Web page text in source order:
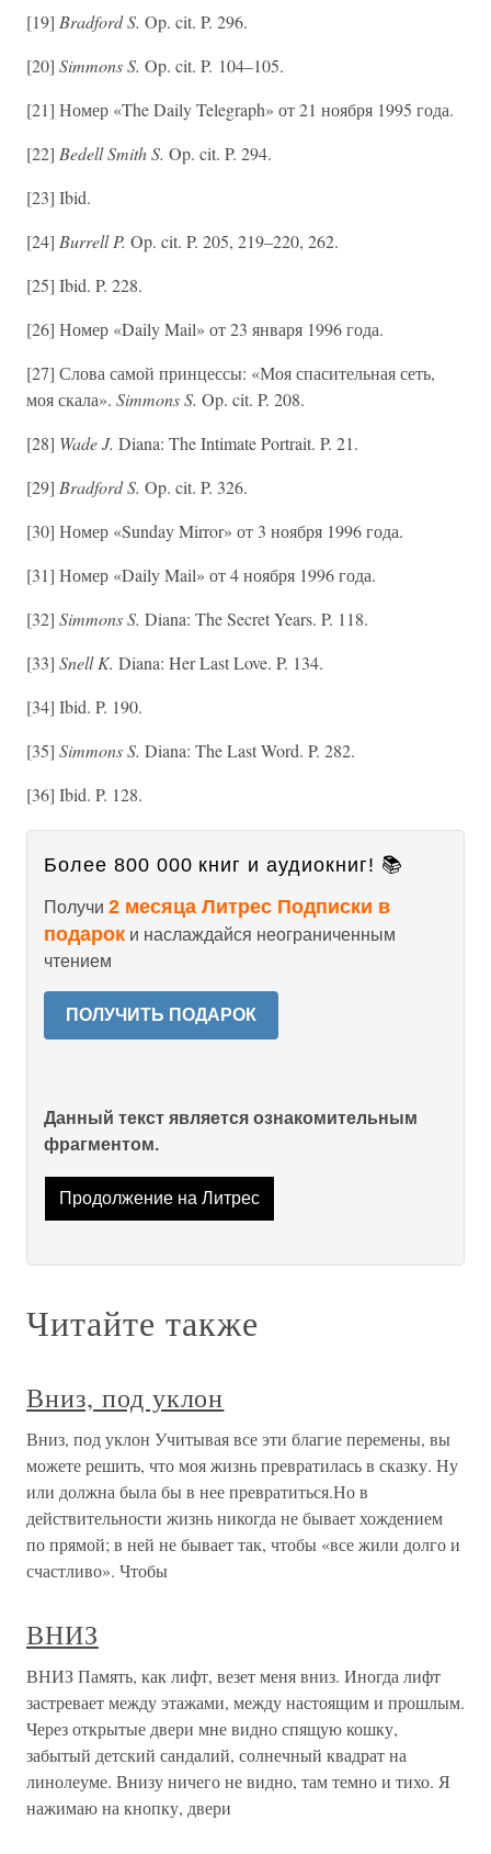
[19] Bradford S. Op. cit. P. 296.
[20] Simmons S. Op. cit. P. 104–105.
[21] Номер «The Daily Telegraph» от 21 ноября 1995 года.
[22] Bedell Smith S. Op. cit. P. 294.
[23] Ibid.
[24] Burrell P. Op. cit. P. 205, 219–220, 262.
[25] Ibid. P. 228.
[26] Номер «Daily Mail» от 23 января 1996 года.
[27] Слова самой принцессы: «Моя спасительная сеть,
моя скала». Simmons S. Op. cit. P. 208.
[28] Wade J. Diana: The Intimate Portrait. P. 21.
[29] Bradford S. Op. cit. P. 326.
[30] Номер «Sunday Mirror» от 3 ноября 1996 года.
[31] Номер «Daily Mail» от 4 ноября 1996 года.
[32] Simmons S. Diana: The Secret Years. P. 118.
[33] Snell K. Diana: Her Last Love. P. 134.
[34] Ibid. P. 190.
[35] Simmons S. Diana: The Last Word. P. 282.
[36] Ibid. P. 128.
Более 800 000 книг и аудиокниг! 📚
Получи 2 месяца Литрес Подписки в
подарок и наслаждайся неограниченным
чтением
ПОЛУЧИТЬ ПОДАРОК
Данный текст является ознакомительным
фрагментом.
Продолжение на Литрес
Читайте также
Вниз, под уклон
Вниз, под уклон Учитывая все эти благие перемены, вы
можете решить, что моя жизнь превратилась в сказку. Ну
или должна была бы в нее превратиться.Но в
действительности жизнь никогда не бывает хождением
по прямой; в ней не бывает так, чтобы «все жили долго и
счастливо». Чтобы
ВНИЗ
ВНИЗ Память, как лифт, везет меня вниз. Иногда лифт
застревает между этажами, между настоящим и прошлым.
Через открытые двери мне видно спящую кошку,
забытый детский сандалий, солнечный квадрат на
линолеуме. Внизу ничего не видно, там темно и тихо. Я
нажимаю на кнопку, двери